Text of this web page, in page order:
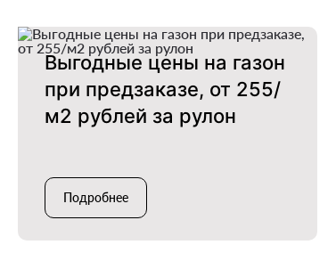
Выгодные цены на газон
при предзаказе, от 255/
м2 рублей за рулон
Подробнее